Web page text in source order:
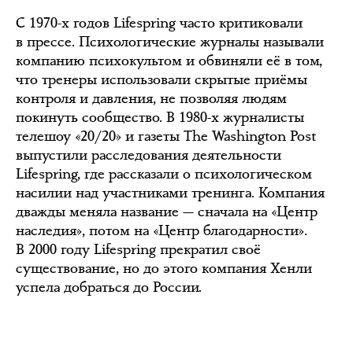
С 1970-х годов Lifespring часто критиковали
в прессе. Психологические журналы называли
компанию психокультом и обвиняли её в том,
что тренеры использовали скрытые приёмы
контроля и давления, не позволяя людям
покинуть сообщество. В 1980-х журналисты
телешоу «20/20» и газеты The Washington Post
выпустили расследования деятельности
Lifespring, где рассказали о психологическом
насилии над участниками тренинга. Компания
дважды меняла название — сначала на «Центр
наследия», потом на «Центр благодарности».
В 2000 году Lifespring прекратил своё
существование, но до этого компания Хенли
успела добраться до России.